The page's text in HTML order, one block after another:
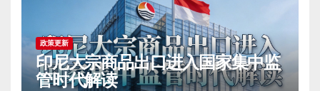
政策更新
印尼大宗商品出口进入国家集中监
管时代解读